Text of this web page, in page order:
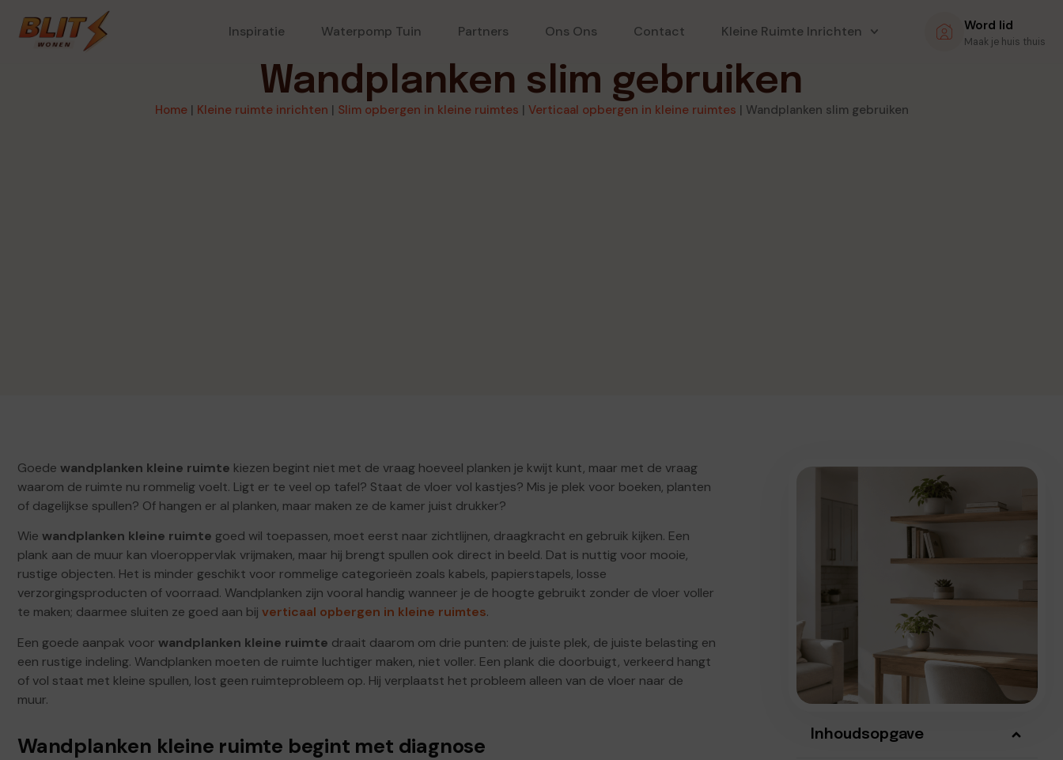
Inspiratie Waterpomp Tuin Partners Ons Ons Contact Kleine Ruimte Inrichten Word lid
Maak je huis thuis
Wandplanken slim gebruiken
Home| Kleine ruimte inrichten | Slim opbergen in kleine ruimtes | Verticaal opbergen in kleine ruimtes | Wandplanken slim gebruiken
Goede wandplanken kleine ruimte kiezen begint niet met de vraag hoeveel planken je kwijt kunt, maar met de vraag
waarom de ruimte nu rommelig voelt. Ligt er te veel op tafel? Staat de vloer vol kastjes? Mis je plek voor boeken, planten
of dagelijkse spullen? Of hangen er al planken, maar maken ze de kamer juist drukker?
Wie wandplanken kleine ruimte goed wil toepassen, moet eerst naar zichtlijnen, draagkracht en gebruik kijken. Een
plank aan de muur kan vloeroppervlak vrijmaken, maar hij brengt spullen ook direct in beeld. Dat is nuttig voor mooie,
rustige objecten. Het is minder geschikt voor rommelige categorieën zoals kabels, papierstapels, losse
verzorgingsproducten of voorraad. Wandplanken zijn vooral handig wanneer je de hoogte gebruikt zonder de vloer voller
te maken; daarmee sluiten ze goed aan bij verticaal opbergen in kleine ruimtes.
Een goede aanpak voor wandplanken kleine ruimte draait daarom om drie punten: de juiste plek, de juiste belasting en
een rustige indeling. Wandplanken moeten de ruimte luchtiger maken, niet voller. Een plank die doorbuigt, verkeerd hangt
of vol staat met kleine spullen, lost geen ruimteprobleem op. Hij verplaatst het probleem alleen van de vloer naar de
muur.
Wandplanken kleine ruimte begint met diagnose Inhoudsopgave